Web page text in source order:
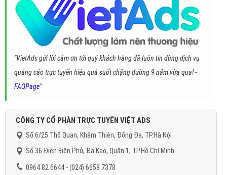
"VietAds gửi lời cảm ơn tới quý khách hàng đã luôn tin dùng dịch vụ
quảng cáo trực tuyến hiệu quả suốt chặng đường 9 năm vừa qua! -
FAQPage"
CÔNG TY CỔ PHẦN TRỰC TUYẾN VIỆT ADS
Số 6/25 Thổ Quan, Khâm Thiên, Đống Đa, TP.Hà Nội
Số 36 Điện Biên Phủ, Đa Kao, Quận 1, TP.Hồ Chí Minh
0964 82 6644 - (024) 6658 7378